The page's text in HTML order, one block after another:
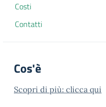
Costi
Contatti
Cos'è
Scopri di più: clicca qui